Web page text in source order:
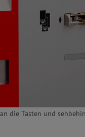
die Tasten und